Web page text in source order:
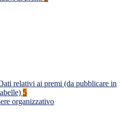
relativi ai premi (da pubblicare in
5
organizzativo